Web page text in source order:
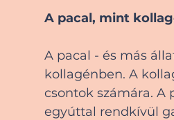
A pacal, mint
A pacal - és más
kollagénben. A
csontok számára. A
egyúttal rendkívül